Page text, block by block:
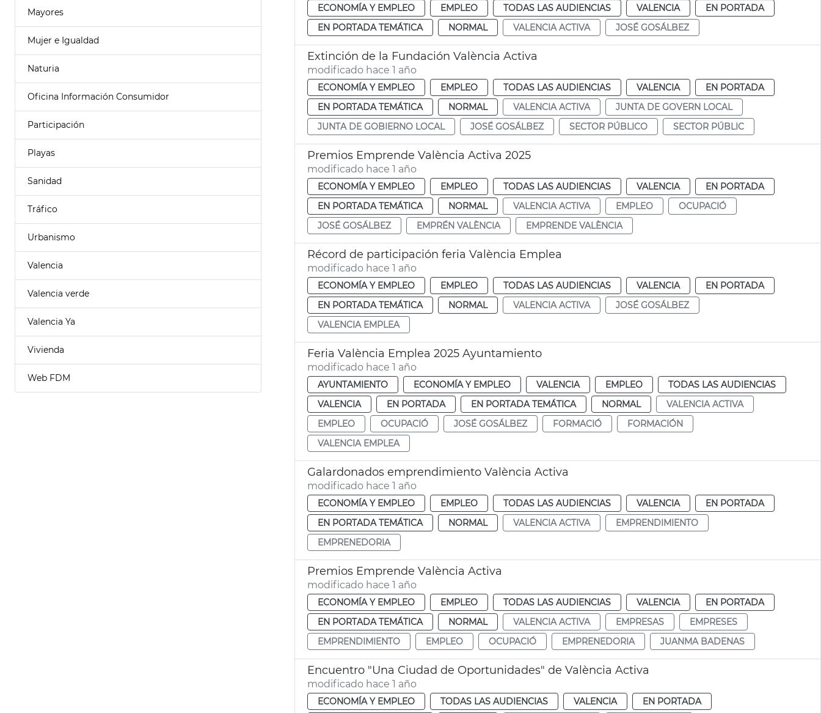
Mayores
Mujer e Igualdad
Naturia
Oficina Información Consumidor
Participación
Playas
Sanidad
Tráfico
Urbanismo
Valencia
Valencia verde
Valencia Ya
Vivienda
Web FDM
ECONOMÍA Y EMPLEO EMPLEO TODAS LAS AUDIENCIAS VALENCIA
EN PORTADA
EN PORTADA TEMÁTICA
NORMAL VALENCIA ACTIVA JOSÉ GOSÁLBEZ
Extinción de la Fundación València Activa
modificado hace 1 año
ECONOMÍA Y EMPLEO EMPLEO TODAS LAS AUDIENCIAS VALENCIA
EN PORTADA
EN PORTADA TEMÁTICA
NORMAL VALENCIA ACTIVA
JUNTA DE GOVERN LOCAL
JUNTA DE GOBIERNO LOCAL
JOSÉ GOSÁLBEZ SECTOR PÚBLICO SECTOR PÚBLIC
Premios Emprende València Activa 2025
modificado hace 1 año
ECONOMÍA Y EMPLEO EMPLEO TODAS LAS AUDIENCIAS VALENCIA
EN PORTADA
EN PORTADA TEMÁTICA
NORMAL VALENCIA ACTIVA EMPLEO
OCUPACIÓ
JOSÉ GOSÁLBEZ
EMPRÉN VALÈNCIA EMPRENDE VALÈNCIA
Récord de participación feria València Emplea
modificado hace 1 año
ECONOMÍA Y EMPLEO EMPLEO TODAS LAS AUDIENCIAS VALENCIA
EN PORTADA
EN PORTADA TEMÁTICA
NORMAL VALENCIA ACTIVA
JOSÉ GOSÁLBEZ
VALENCIA EMPLEA
Feria València Emplea 2025 Ayuntamiento
modificado hace 1 año
AYUNTAMIENTO ECONOMÍA Y EMPLEO VALENCIA EMPLEO
TODAS LAS AUDIENCIAS
VALENCIA
EN PORTADA EN PORTADA TEMÁTICA NORMAL
VALENCIA ACTIVA
EMPLEO
OCUPACIÓ JOSÉ GOSÁLBEZ FORMACIÓ
FORMACIÓN
VALENCIA EMPLEA
Galardonados emprendimiento València Activa
modificado hace 1 año
ECONOMÍA Y EMPLEO EMPLEO TODAS LAS AUDIENCIAS VALENCIA
EN PORTADA
EN PORTADA TEMÁTICA
NORMAL VALENCIA ACTIVA
EMPRENDIMIENTO
EMPRENEDORIA
Premios Emprende València Activa
modificado hace 1 año
ECONOMÍA Y EMPLEO EMPLEO TODAS LAS AUDIENCIAS VALENCIA
EN PORTADA
EN PORTADA TEMÁTICA
NORMAL VALENCIA ACTIVA EMPRESAS
EMPRESES
EMPRENDIMIENTO
EMPLEO OCUPACIÓ EMPRENEDORIA JUANMA BADENAS
Encuentro "Una Ciudad de Oportunidades" de València Activa
modificado hace 1 año
ECONOMÍA Y EMPLEO TODAS LAS AUDIENCIAS VALENCIA
EN PORTADA